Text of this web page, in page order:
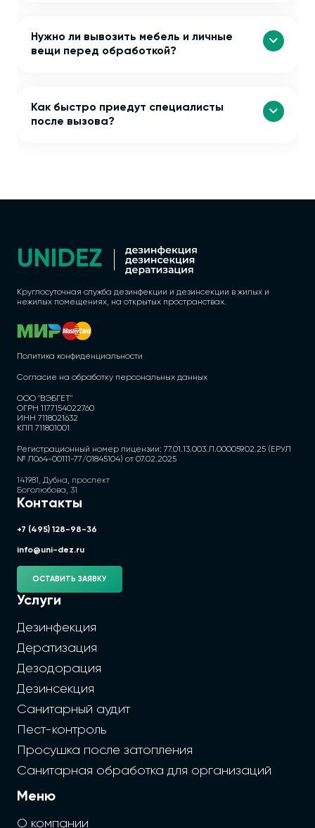
Нужно ли вывозить мебель и личные
вещи перед обработкой?
Как быстро приедут специалисты
после вызова?
Круглосуточная служба дезинфекции и дезинсекции в жилых и
нежилых помещениях, на открытых пространствах.
Политика конфиденциальности
Согласие на обработку персональных данных
ООО "ВЭБГЕТ"
ОГРН 1177154022760
ИНН 7118021632
КПП 711801001
Регистрационный номер лицензии: 77.01.13.003.Л.000059.02.25 (ЕРУЛ
№ Л064-00111-77/01845104) от 07.02.2025
141981, Дубна, проспект
Боголюбова, 31
Контакты
+7 (495) 128-98-36
info@uni-dez.ru
ОСТАВИТЬ ЗАЯВКУ
Услуги
Дезинфекция
Дератизация
Дезодорация
Дезинсекция
Санитарный аудит
Пест-контроль
Просушка после затопления
Санитарная обработка для организаций
Меню
О компании